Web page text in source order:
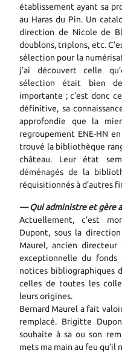
établissement ayant sa
au Haras du Pin. Un
direction de Nicole de
doublons, triplons, etc.
sélection pour la
j’ai découvert celle
sélection était bien
importante ; c’est donc
définitive, sa
approfondie que la
regroupement ENE-HN
trouvé la bibliothèque
château. Leur état
déménagés de la
réquisitionnés à d’autres
— Qui administre et gère
Actuellement, c’est
Dupont, sous la
Maurel, ancien directeur
exceptionnelle du
notices bibliographiques
celles de toutes les
leurs origines.
Bernard Maurel a fait
remplacé. Brigitte
souhaite à sa ou son
mets ma main au feu qu’il